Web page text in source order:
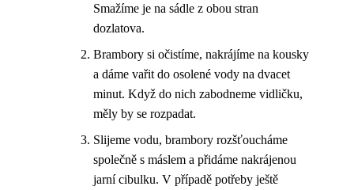
Smažíme je na sádle z obou stran
dozlatova.
Brambory si očistíme, nakrájíme na kousky
a dáme vařit do osolené vody na dvacet
minut. Když do nich zabodneme vidličku,
měly by se rozpadat.
Slijeme vodu, brambory rozšťoucháme
společně s máslem a přidáme nakrájenou
jarní cibulku. V případě potřeby ještě